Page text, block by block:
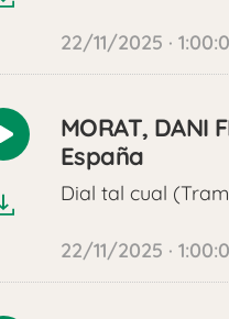
22/11/2025 ·
Reproducir
MORAT, DANI
España
Dial tal cual
22/11/2025 ·